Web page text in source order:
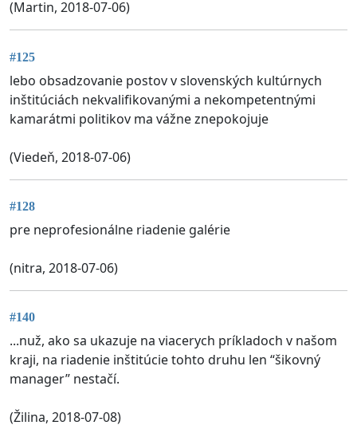
(Martin, 2018-07-06)
#125
lebo obsadzovanie postov v slovenských kultúrnych
inštitúciách nekvalifikovanými a nekompetentnými
kamarátmi politikov ma vážne znepokojuje
(Viedeň, 2018-07-06)
#128
pre neprofesionálne riadenie galérie
(nitra, 2018-07-06)
#140
...nuž, ako sa ukazuje na viacerych príkladoch v našom
kraji, na riadenie inštitúcie tohto druhu len “šikovný
manager” nestačí.
(Žilina, 2018-07-08)